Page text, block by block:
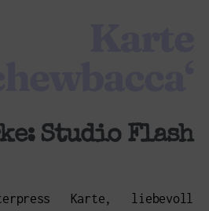
Studio Flash
Karte, liebevoll